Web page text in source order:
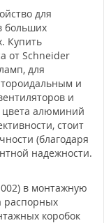
для
больших
Купить
от Schneider
для
и
и
цвета алюминий
стоит
(благодаря
надежности.
в монтажную
распорных
коробок